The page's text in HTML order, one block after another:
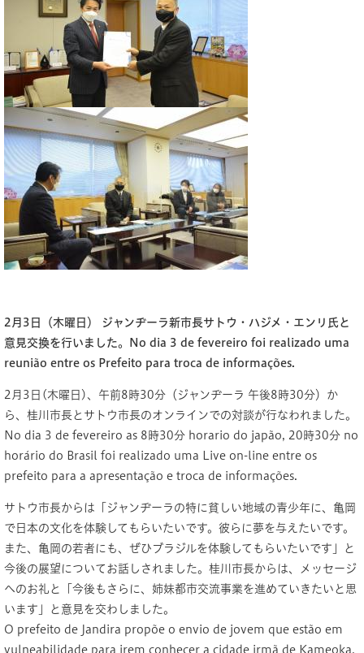
2月3日（木曜日） ジャンヂーラ新市長サトウ・ハジメ・エンリ氏と
意見交換を行いました。No dia 3 de fevereiro foi realizado uma
reunião entre os Prefeito para troca de informações.
2月3日(木曜日)、午前8時30分（ジャンヂーラ 午後8時30分）か
ら、桂川市長とサトウ市長のオンラインでの対談が行なわれました。
No dia 3 de fevereiro as 8時30分 horario do japão, 20時30分 no
horário do Brasil foi realizado uma Live on-line entre os
prefeito para a apresentação e troca de informações.
サトウ市長からは「ジャンヂーラの特に貧しい地域の青少年に、亀岡
で日本の文化を体験してもらいたいです。彼らに夢を与えたいです。
また、亀岡の若者にも、ぜひブラジルを体験してもらいたいです」と
今後の展望についてお話しされました。桂川市長からは、メッセージ
へのお礼と「今後もさらに、姉妹都市交流事業を進めていきたいと思
います」と意見を交わしました。
O prefeito de Jandira propõe o envio de jovem que estão em
vulneabilidade para irem conhecer a cidade irmã de Kameoka,